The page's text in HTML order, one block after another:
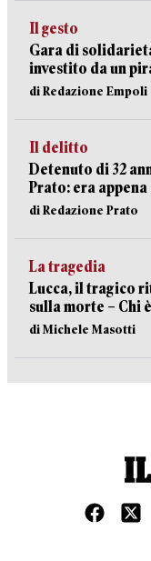
Il gesto
Gara di
investito da un
di Redazione Empoli
Il delitto
Detenuto di 32
Prato: era
di Redazione Prato
La tragedia
Lucca, il tragico
sulla morte – Chi
di Michele Masotti